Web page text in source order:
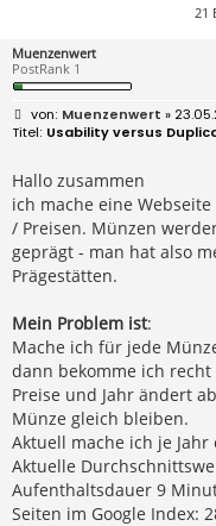
21
Muenzenwert
PostRank 1
B
e
i
r
a
g
Muenzenwert »
Usability versus
Hallo zusammen
ich mache eine
/ Preisen. Münzen
geprägt - man hat also
Prägestätten.
Mein Problem ist:
Mache ich für jede
dann bekomme ich
Preise und Jahr ändert
Münze gleich bleiben.
Aktuell mache ich je Jahr
Aktuelle
Aufenthaltsdauer 9
Seiten im Google Index: